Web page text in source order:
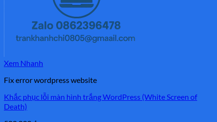
Xem Nhanh
Fix error wordpress website
Khắc phục lỗi màn hình trắng WordPress (White Screen of
Death)